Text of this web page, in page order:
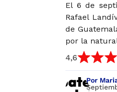
El 6 de
Rafael
de
por la
4,6
Por